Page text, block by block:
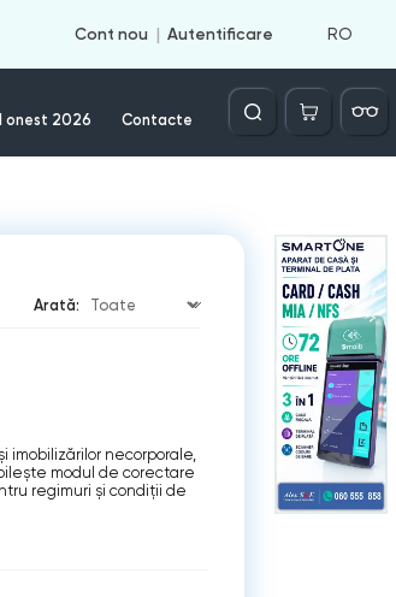
Cont nou Autentificare RO
onest 2026 Contacte
Căutare
Arată:
imobilizărilor necorporale,
modul de corectare
regimuri şi condiţii de